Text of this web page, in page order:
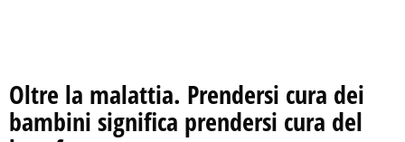
Oltre la malattia. Prendersi cura dei
bambini significa prendersi cura del